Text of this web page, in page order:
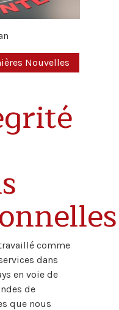
Nouvelles
comme
dans
en voie de
de
que nous